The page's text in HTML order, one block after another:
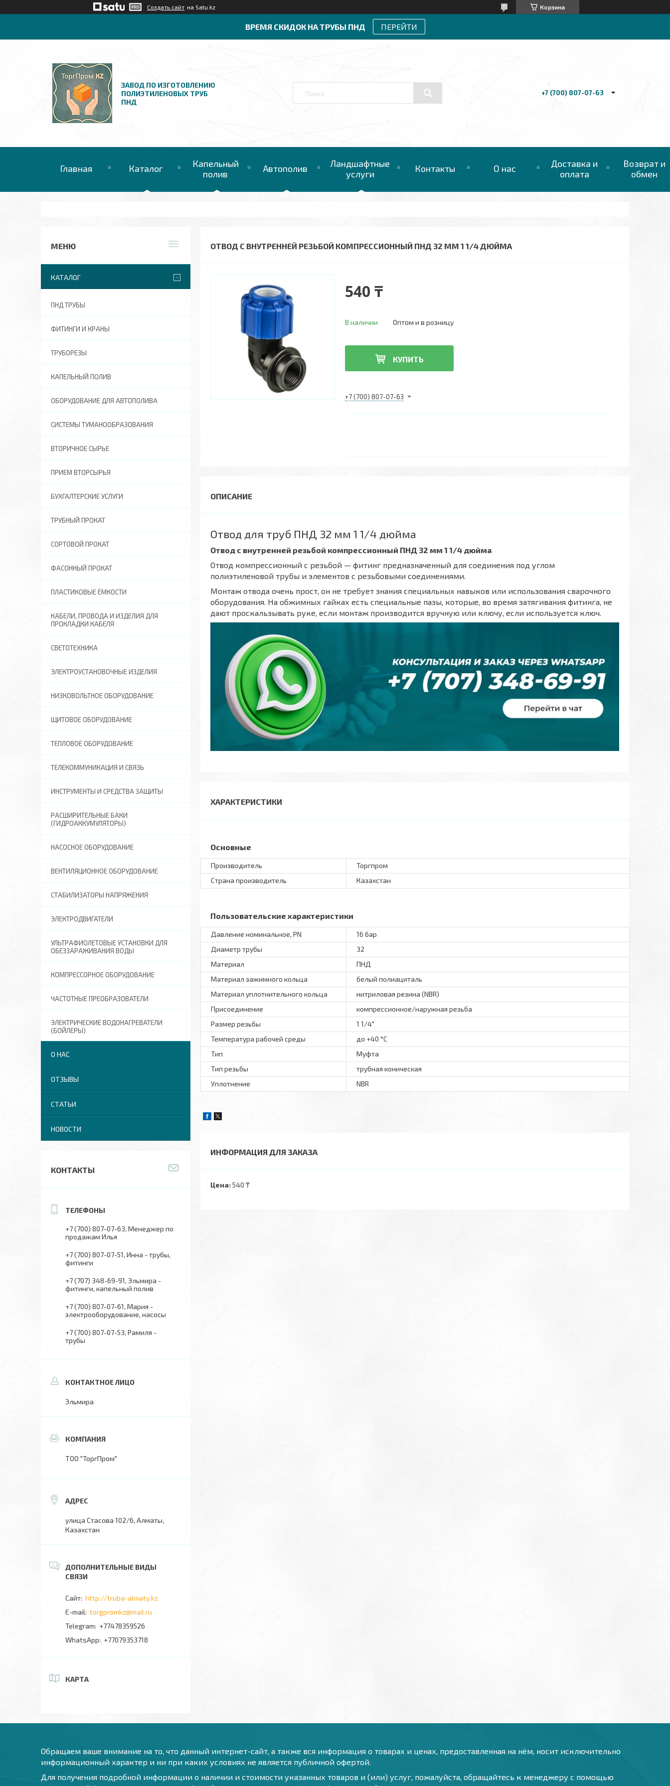
Создать сайт на Satu.kz Корзина
ВРЕМЯ СКИДОК НА ТРУБЫ ПНД ПЕРЕЙТИ
ЗАВОД ПО ИЗГОТОВЛЕНИЮ
ПОЛИЭТИЛЕНОВЫХ ТРУБ
ПНД
+7 (700) 807-07-63
Главная Каталог
Капельный
полив
Автополив
Ландшафтные
услуги
Контакты О нас
Доставка и
оплата
Возврат и
обмен
ОТВОД С ВНУТРЕННЕЙ РЕЗЬБОЙ КОМПРЕССИОННЫЙ ПНД 32 ММ 1 1/4 ДЮЙМА
540 ₸
В наличии Оптом и в розницу
КУПИТЬ
+7 (700) 807-07-63
Отвод для труб ПНД 32 мм 1 1/4 дюйма
Отвод с внутренней резьбой компрессионный ПНД 32 мм 1 1/4 дюйма
Отвод компрессионный с резьбой — фитинг предназначенный для соединения под углом
полиэтиленовой трубы и элементов с резьбовыми соединениями.
Монтаж отвода очень прост, он не требует знания специальных навыков или использования сварочного
оборудования. На обжимных гайках есть специальные пазы, которые, во время затягивания фитинга, не
дают проскальзывать руке, если монтаж производится вручную или ключу, если используется ключ.
ХАРАКТЕРИСТИКИ
Основные
Производитель
Торгпром
Страна производитель
Казахстан
Пользовательские характеристики
Давление номинальное, PN
16 бар
Диаметр трубы
32
Материал
ПНД
Материал зажимного кольца
белый полиациталь
Материал уплотнительного кольца
нитриловая резина (NBR)
Присоединение
компрессионное/наружная резьба
Размер резьбы
1 1/4"
Температура рабочей среды
до +40 °C
Тип
Муфта
Тип резьбы
трубная коническая
Уплотнение
NBR
ИНФОРМАЦИЯ ДЛЯ ЗАКАЗА
Цена: 540 ₸
КАТАЛОГ
ПНД ТРУБЫ
ФИТИНГИ И КРАНЫ
ТРУБОРЕЗЫ
КАПЕЛЬНЫЙ ПОЛИВ
ОБОРУДОВАНИЕ ДЛЯ АВТОПОЛИВА
СИСТЕМЫ ТУМАНООБРАЗОВАНИЯ
ВТОРИЧНОЕ СЫРЬЕ
ПРИЕМ ВТОРСЫРЬЯ
БУХГАЛТЕРСКИЕ УСЛУГИ
ТРУБНЫЙ ПРОКАТ
СОРТОВОЙ ПРОКАТ
ФАСОННЫЙ ПРОКАТ
ПЛАСТИКОВЫЕ ЁМКОСТИ
КАБЕЛИ, ПРОВОДА И ИЗДЕЛИЯ ДЛЯ
ПРОКЛАДКИ КАБЕЛЯ
СВЕТОТЕХНИКА
ЭЛЕКТРОУСТАНОВОЧНЫЕ ИЗДЕЛИЯ
НИЗКОВОЛЬТНОЕ ОБОРУДОВАНИЕ
ЩИТОВОЕ ОБОРУДОВАНИЕ
ТЕПЛОВОЕ ОБОРУДОВАНИЕ
ТЕЛЕКОММУНИКАЦИЯ И СВЯЗЬ
ИНСТРУМЕНТЫ И СРЕДСТВА ЗАЩИТЫ
РАСШИРИТЕЛЬНЫЕ БАКИ
(ГИДРОАККУМУЛЯТОРЫ)
НАСОСНОЕ ОБОРУДОВАНИЕ
ВЕНТИЛЯЦИОННОЕ ОБОРУДОВАНИЕ
СТАБИЛИЗАТОРЫ НАПРЯЖЕНИЯ
ЭЛЕКТРОДВИГАТЕЛИ
УЛЬТРАФИОЛЕТОВЫЕ УСТАНОВКИ ДЛЯ
ОБЕЗЗАРАЖИВАНИЯ ВОДЫ
КОМПРЕССОРНОЕ ОБОРУДОВАНИЕ
ЧАСТОТНЫЕ ПРЕОБРАЗОВАТЕЛИ
ЭЛЕКТРИЧЕСКИЕ ВОДОНАГРЕВАТЕЛИ
(БОЙЛЕРЫ)
О НАС
ОТЗЫВЫ
СТАТЬИ
НОВОСТИ
КОНТАКТЫ
+7 (700) 807-07-63 Менеджер по
продажам Илья
+7 (700) 807-07-51 Инна - трубы,
фитинги
+7 (707) 348-69-91 Эльмира -
фитинги, капельный полив
+7 (700) 807-07-61 Мария -
электрооборудование, насосы
+7 (700) 807-07-53 Рамиля -
трубы
Эльмира
ТОО "ТоргПром"
улица Стасова 102/6, Алматы,
Казахстан
http://truba-almaty.kz
torgpromkz@mail.ru
+77478359526
+77079353718
КАРТА
Обращаем ваше внимание на то, что данный интернет-сайт, а также вся информация о товарах и ценах, предоставленная на нём, носит исключительно
информационный характер и ни при каких условиях не является публичной офертой.
Для получения подробной информации о наличии и стоимости указанных товаров и (или) услуг, пожалуйста, обращайтесь к менеджеру с помощью